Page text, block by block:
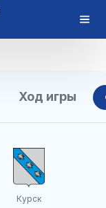
Ход игры
Курск